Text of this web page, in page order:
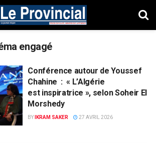
engagé
Conférence autour de Youssef
Chahine : « L’Algérie
est inspiratrice », selon Soheir El
Morshedy
BY IKRAM SAKER 27 AVRIL 2026